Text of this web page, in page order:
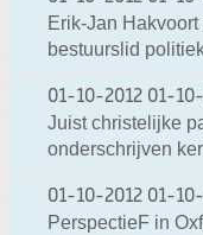
Erik-Jan
bestuurslid
01-10-2012 01-
Juist christelijke
onderschrijven
01-10-2012 01-
PerspectieF in